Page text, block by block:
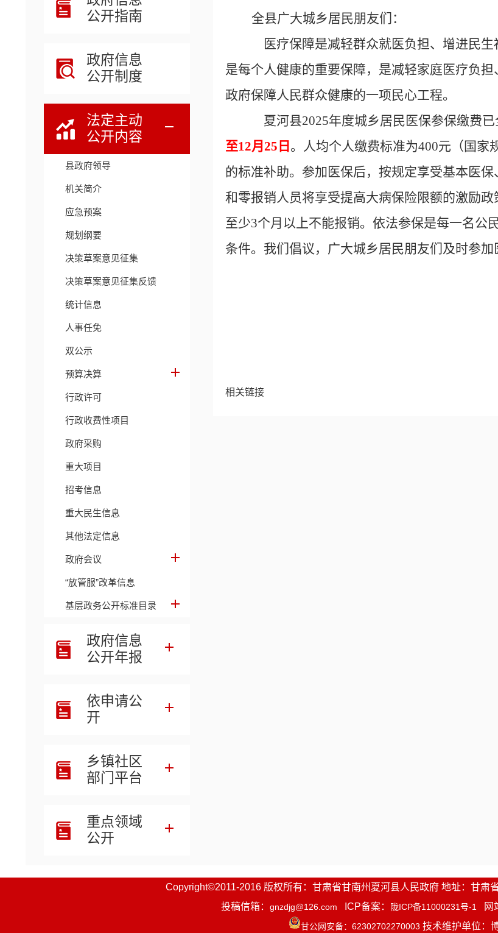
公开指南
政府信息
公开制度
法定主动
公开内容
县政府领导
机关简介
应急预案
规划纲要
决策草案意见征集
决策草案意见征集反馈
统计信息
人事任免
双公示
预算决算
行政许可
行政收费性项目
政府采购
重大项目
招考信息
重大民生信息
其他法定信息
政府会议
“放管服”改革信息
基层政务公开标准目录
政府信息
公开年报
依申请公
开
乡镇社区
部门平台
重点领域
公开
全县广大城乡居民朋友们：
医疗保障是减轻群众就医负担、增进民
是每个人健康的重要保障，是减轻家庭医疗负
政府保障人民群众健康的一项民心工程。
夏河县2025年度城乡居民医保参保缴费已
至12月25日 。人均个人缴费标准为400元（国家
的标准补助。参加医保后，按规定享受基本医
和零报销人员将享受提高大病保险限额的激励
至少3个月以上不能报销。依法参保是每一名公
条件。我们倡议，广大城乡居民朋友们及时参加
相关链接
Copyright©2011-2016 版权所有：甘肃省甘南州夏河县人民政府 地址：甘肃
投稿信箱： gnzdjg@126.com ICP备案： 陇ICP备11000231号-1 网
甘公网安备：62302702270003 技术维护单位：